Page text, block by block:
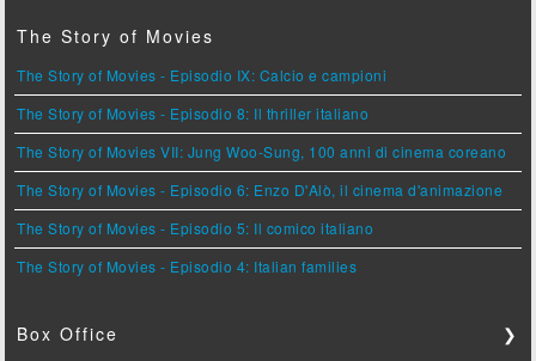
The Story of Movies
The Story of Movies - Episodio IX: Calcio e campioni
The Story of Movies - Episodio 8: Il thriller italiano
The Story of Movies VII: Jung Woo-Sung, 100 anni di cinema coreano
The Story of Movies - Episodio 6: Enzo D'Alò, il cinema d'animazione
The Story of Movies - Episodio 5: Il comico italiano
The Story of Movies - Episodio 4: Italian families
Box Office ❯